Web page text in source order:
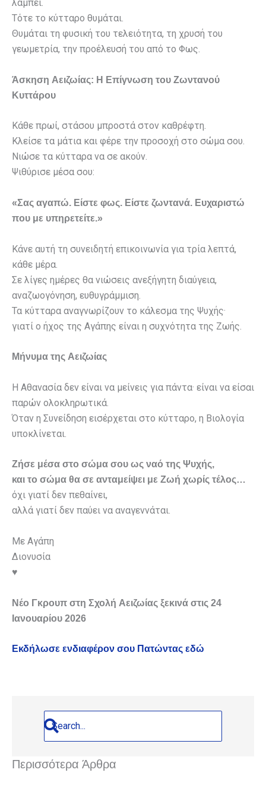
λάμπει.
Τότε το κύτταρο θυμάται.
Θυμάται τη φυσική του τελειότητα, τη χρυσή του
γεωμετρία, την προέλευσή του από το Φως.
Άσκηση Αειζωίας: Η Επίγνωση του Ζωντανού
Κυττάρου
Κάθε πρωί, στάσου μπροστά στον καθρέφτη.
Κλείσε τα μάτια και φέρε την προσοχή στο σώμα σου.
Νιώσε τα κύτταρα να σε ακούν.
Ψιθύρισε μέσα σου:
«Σας αγαπώ. Είστε φως. Είστε ζωντανά. Ευχαριστώ
που με υπηρετείτε.»
Κάνε αυτή τη συνειδητή επικοινωνία για τρία λεπτά,
κάθε μέρα.
Σε λίγες ημέρες θα νιώσεις ανεξήγητη διαύγεια,
αναζωογόνηση, ευθυγράμμιση.
Τα κύτταρα αναγνωρίζουν το κάλεσμα της Ψυχής·
γιατί ο ήχος της Αγάπης είναι η συχνότητα της Ζωής.
Μήνυμα της Αειζωίας
Η Αθανασία δεν είναι να μείνεις για πάντα· είναι να είσαι
παρών ολοκληρωτικά.
Όταν η Συνείδηση εισέρχεται στο κύτταρο, η Βιολογία
υποκλίνεται.
Ζήσε μέσα στο σώμα σου ως ναό της Ψυχής,
και το σώμα θα σε ανταμείψει με Ζωή χωρίς τέλος…
όχι γιατί δεν πεθαίνει,
αλλά γιατί δεν παύει να αναγεννάται.
Με Αγάπη
Διονυσία
♥️
Νέο Γκρουπ στη Σχολή Αειζωίας ξεκινά στις 24
Ιανουαρίου 2026
Εκδήλωσε ενδιαφέρον σου Πατώντας εδώ
Περισσότερα Άρθρα